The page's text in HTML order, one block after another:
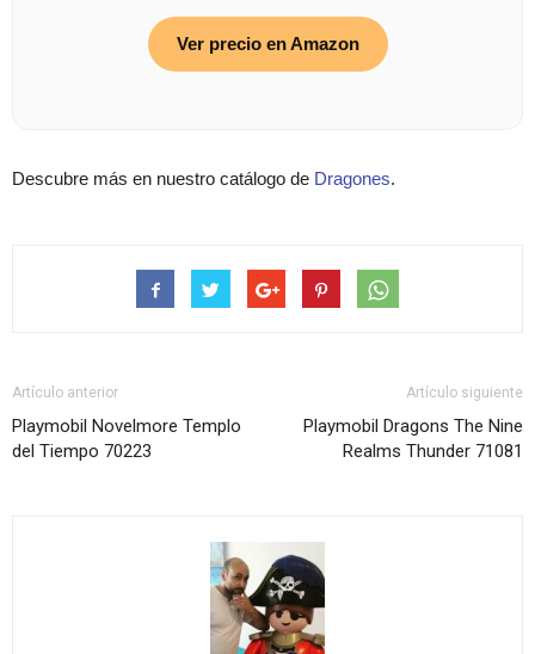
Ver precio en Amazon
Descubre más en nuestro catálogo de Dragones.
Artículo anterior
Playmobil Novelmore Templo
del Tiempo 70223
Artículo siguiente
Playmobil Dragons The Nine
Realms Thunder 71081